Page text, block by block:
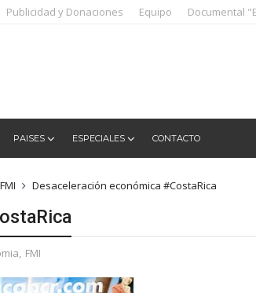
Publicidad y Donaciones Equipo Documental
PAISES ESPECIALES CONTACTO
FMI Desaceleración económica #CostaRica
, FMI